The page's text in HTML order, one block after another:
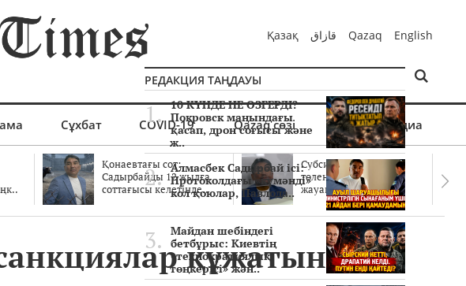
Қазақ قازاق Qazaq English
Сұхбат COVID-19 Qazaq сөзі Мультимедиа
Қонаевтағы сот:
Садырбайды 12 жылға
соттағысы келетінде..
Субсидиялар заңды
төленген бе? Соттағы
жауаптар айыптау..
құжатын
РЕДАКЦИЯ ТАҢДАУЫ
10 КҮНДЕ НЕ ӨЗГЕРДІ?
Покровск маңындағы
қасап, дрон соғысы және
ж..
Алмасбек Садырбай ісі:
Протоколдағы «күмәнді»
кол қоюлар, Павлода..
Майдан шебіндегі
бетбұрыс: Киевтің
«технократиялық
төңкерісі» жән..